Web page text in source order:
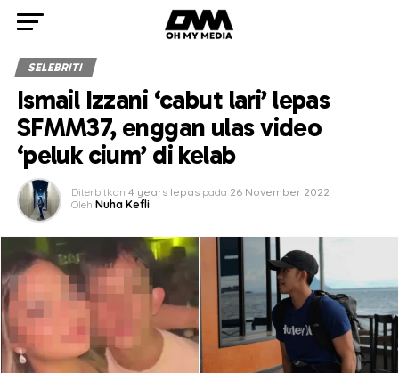
SELEBRITI
Ismail Izzani ‘cabut lari’ lepas
SFMM37, enggan ulas video
‘peluk cium’ di kelab
Diterbitkan 4 years lepas pada 26 November 2022
Oleh Nuha Kefli